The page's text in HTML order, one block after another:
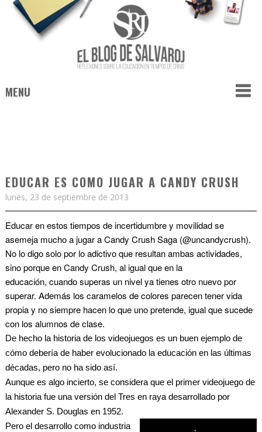
MENU
EDUCAR ES COMO JUGAR A CANDY CRUSH
lunes, 23 de septiembre de 2013
Educar en estos tiempos de incertidumbre y movilidad se
asemeja mucho a jugar a Candy Crush Saga (@uncandycrush).
No lo digo solo por lo adictivo que resultan ambas actividades,
sino porque en Candy Crush, al igual que en la
educación, cuando superas un nivel ya tienes otro nuevo por
superar. Además los caramelos de colores parecen tener vida
propia y no siempre hacen lo que uno pretende, igual que sucede
con los alumnos de clase.
De hecho la historia de los videojuegos es un buen ejemplo de
cómo debería de haber evolucionado la educación en las últimas
décadas, pero no ha sido así.
Aunque es algo incierto, se considera que el primer videojuego de
la historia fue una versión del Tres en rayadesarrollado por
Alexander S. Douglas en 1952.
Pero el desarrollo como industria